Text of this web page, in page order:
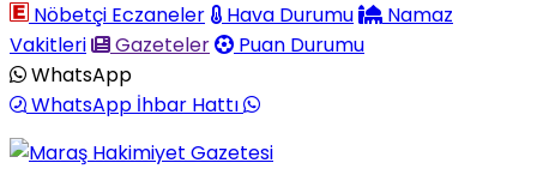
Nöbetçi Eczaneler
Hava Durumu
Namaz
Vakitleri
Gazeteler
Puan Durumu
WhatsApp
WhatsApp İhbar Hattı